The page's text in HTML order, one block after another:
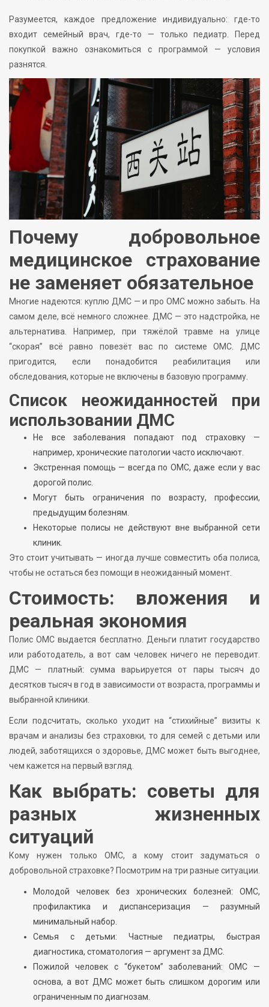
Разумеется, каждое предложение индивидуально: где-то
входит семейный врач, где-то — только педиатр. Перед
покупкой важно ознакомиться с программой — условия
разнятся.
Почему добровольное
медицинское страхование
не заменяет обязательное
Многие надеются: куплю ДМС — и про ОМС можно забыть. На
самом деле, всё немного сложнее. ДМС — это надстройка, не
альтернатива. Например, при тяжёлой травме на улице
“скорая” всё равно повезёт вас по системе ОМС. ДМС
пригодится, если понадобится реабилитация или
обследования, которые не включены в базовую программу.
Список неожиданностей при
использовании ДМС
Не все заболевания попадают под страховку —
например, хронические патологии часто исключают.
Экстренная помощь — всегда по ОМС, даже если у вас
дорогой полис.
Могут быть ограничения по возрасту, профессии,
предыдущим болезням.
Некоторые полисы не действуют вне выбранной сети
клиник.
Это стоит учитывать — иногда лучше совместить оба полиса,
чтобы не остаться без помощи в неожиданный момент.
Стоимость: вложения и
реальная экономия
Полис ОМС выдается бесплатно. Деньги платит государство
или работодатель, а вот сам человек ничего не переводит.
ДМС — платный: сумма варьируется от пары тысяч до
десятков тысяч в год в зависимости от возраста, программы и
выбранной клиники.
Если подсчитать, сколько уходит на “стихийные” визиты к
врачам и анализы без страховки, то для семей с детьми или
людей, заботящихся о здоровье, ДМС может быть выгоднее,
чем кажется на первый взгляд.
Как выбрать: советы для
разных жизненных
ситуаций
Кому нужен только ОМС, а кому стоит задуматься о
добровольной страховке? Посмотрим на три разные ситуации.
Молодой человек без хронических болезней: ОМС,
профилактика и диспансеризация — разумный
минимальный набор.
Семья с детьми: Частные педиатры, быстрая
диагностика, стоматология — аргумент за ДМС.
Пожилой человек с “букетом” заболеваний: ОМС —
основа, а вот ДМС может быть слишком дорогим или
ограниченным по диагнозам.